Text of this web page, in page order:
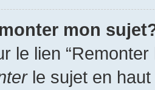
mon
le lien
le sujet en haut